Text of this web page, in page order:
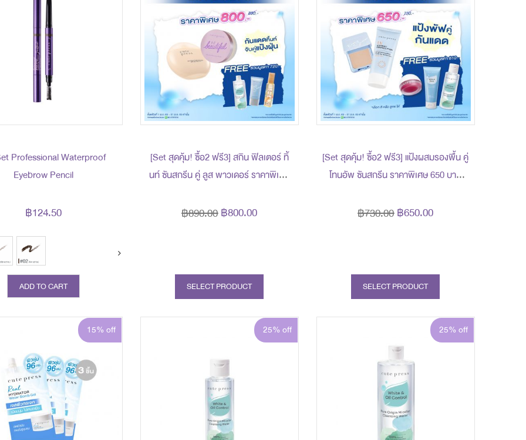
Professional Waterproof
Eyebrow Pencil
฿124.50
ADD TO CART
[Set สุดคุ้ม! ซื้อ2 ฟรี3] สกิน ฟิลเตอร์ ทิ้
นท์ ซันสกรีน คู่ ลูส พาวเดอร์ ราคาพิเศษ
ของแถม 3 ชิ้น (มูลค่ารวม 720 บาท)
฿800.00
฿890.00
SELECT PRODUCT
[Set สุดคุ้ม! ซื้อ2 ฟรี3] แป้งผสมรองพื้น คู่
โทนอัพ ซันสกรีน ราคาพิเศษ 650 บาท
ชิ้น (มูลค่ารวม 610 บาท)
฿650.00
฿730.00
SELECT PRODUCT
15% off 25% off 25% off